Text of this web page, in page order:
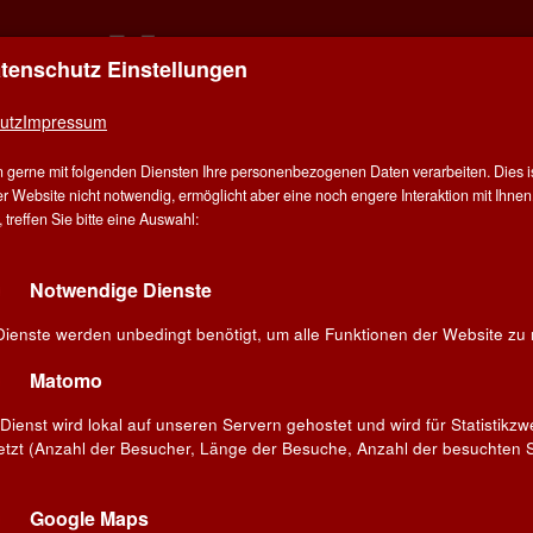
ANGEBOT WINZER VERANSTALTUNGEN
- Andreas Widmann
Einstellungen
Impressum
gerne mit folgenden Diensten Ihre personenbezogenen Daten verarbeiten. Dies
Website nicht notwendig, ermöglicht aber eine noch engere Interaktion mit
treffen Sie bitte eine Auswahl:
Notwendige Dienste
werden unbedingt benötigt, um alle Funktionen der Website zu
Matomo
wird lokal auf unseren Servern gehostet und wird für
(Anzahl der Besucher, Länge der Besuche, Anzahl der besuchten
Google Maps